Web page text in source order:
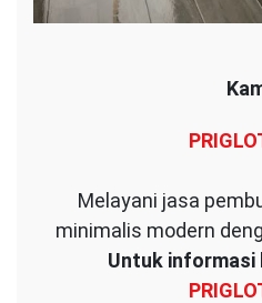
Melayani jasa
minimalis modern
Untuk informasi